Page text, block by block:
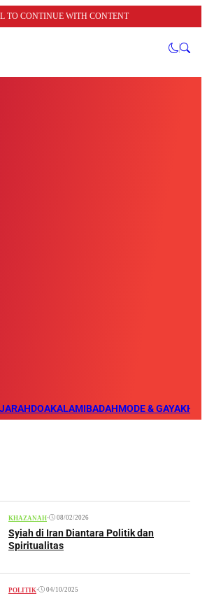
TO CONTINUE WITH CONTENT
DOAKALAMIBADAHMODE & GAYA
KHAZANAH• 08/02/2026
Syiah di Iran Diantara Politik dan
Spiritualitas
POLITIK• 04/10/2025